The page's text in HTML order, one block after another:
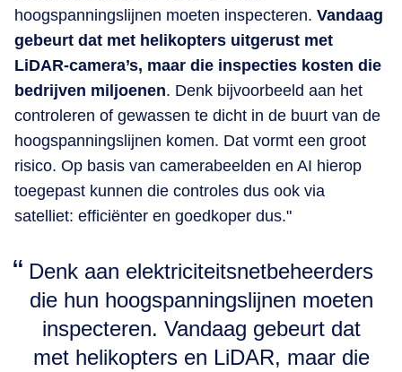
hoogspanningslijnen moeten inspecteren. Vandaag
gebeurt dat met helikopters uitgerust met
LiDAR-camera’s, maar die inspecties kosten die
bedrijven miljoenen. Denk bijvoorbeeld aan het
controleren of gewassen te dicht in de buurt van de
hoogspanningslijnen komen. Dat vormt een groot
risico. Op basis van camerabeelden en AI hierop
toegepast kunnen die controles dus ook via
satelliet: efficiënter en goedkoper dus."
Denk aan elektriciteitsnetbeheerders
die hun hoogspanningslijnen moeten
inspecteren. Vandaag gebeurt dat
met helikopters en LiDAR, maar die